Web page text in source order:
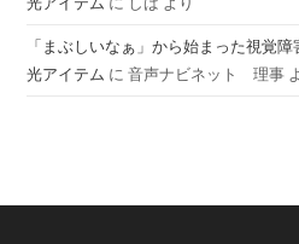
「まぶしいなぁ」から始まった視覚
光アイテム に音声ナビネット 理事